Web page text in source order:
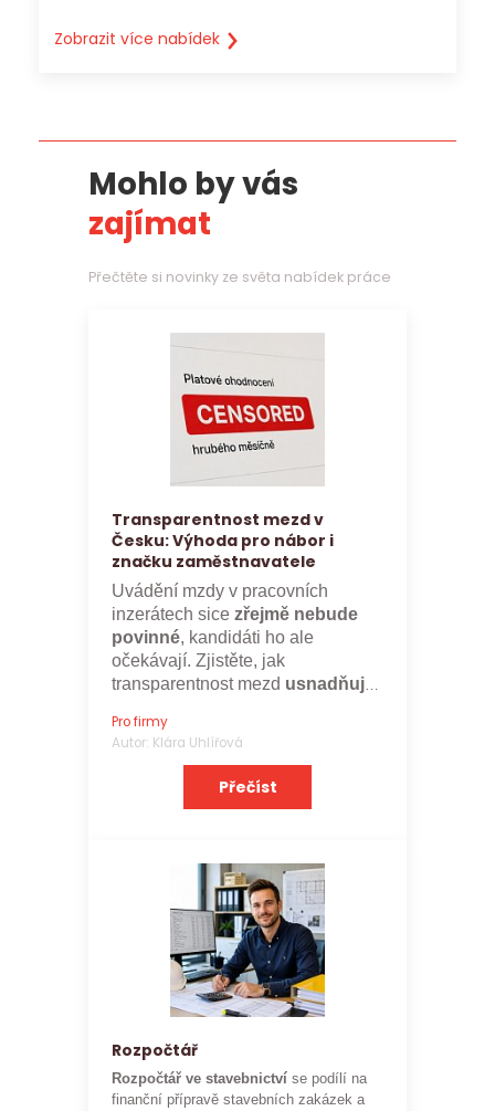
Zobrazit více nabídek
Mohlo by vás
zajímat
Přečtěte si novinky ze světa nabídek práce
Transparentnost mezd v
Česku: Výhoda pro nábor i
značku zaměstnavatele
Uvádění mzdy v pracovních
inzerátech sice zřejmě nebude
povinné, kandidáti ho ale
očekávají. Zjistěte, jak
transparentnost mezd usnadňuje
zaměstnavatele.
Pro firmy
Autor: Klára Uhlířová
Přečíst
Rozpočtář
Rozpočtář ve stavebnictví se podílí na
finanční přípravě stavebních zakázek a